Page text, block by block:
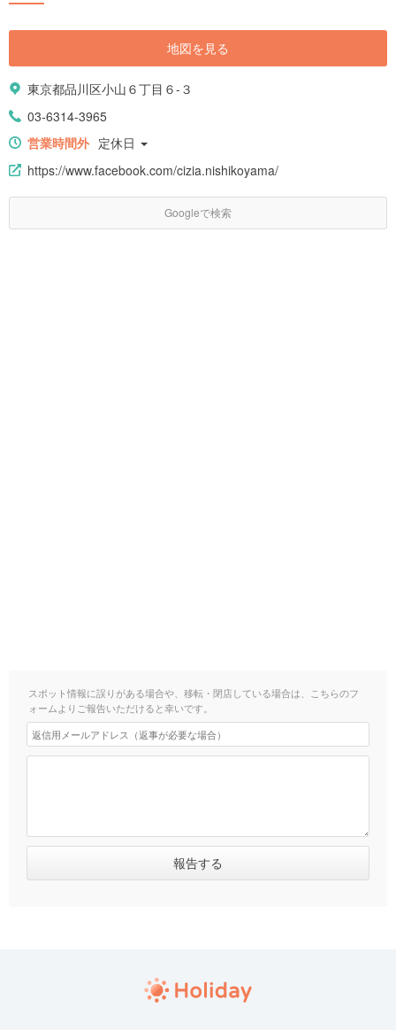
地図を見る
東京都品川区小山６丁目６-３
03-6314-3965
営業時間外 定休日
https://www.facebook.com/cizia.nishikoyama/
Googleで検索
スポット情報に誤りがある場合や、移転・閉店している場合は、こちらのフ
ォームよりご報告いただけると幸いです。